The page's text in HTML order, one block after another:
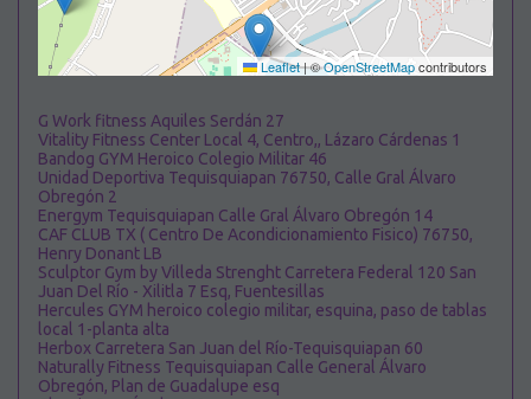
Leaflet|©OpenStreetMapcontributors
G Work fitness Aquiles Serdán 27
Vitality Fitness Center Local 4, Centro,, Lázaro Cárdenas 1
Bandog GYM Heroico Colegio Militar 46
Unidad Deportiva Tequisquiapan 76750, Calle Gral Álvaro
Obregón 2
Energym Tequisquiapan Calle Gral Álvaro Obregón 14
CAF CLUB TX ( Centro De Acondicionamiento Fisico) 76750,
Henry Donant LB
Sculptor Gym by Villeda Strenght Carretera Federal 120 San
Juan Del Río - Xilitla 7 Esq, Fuentesillas
Hercules GYM heroico colegio militar, esquina, paso de tablas
local 1-planta alta
Herbox Carretera San Juan del Río-Tequisquiapan 60
Naturally Fitness Tequisquiapan Calle General Álvaro
Obregón, Plan de Guadalupe esq